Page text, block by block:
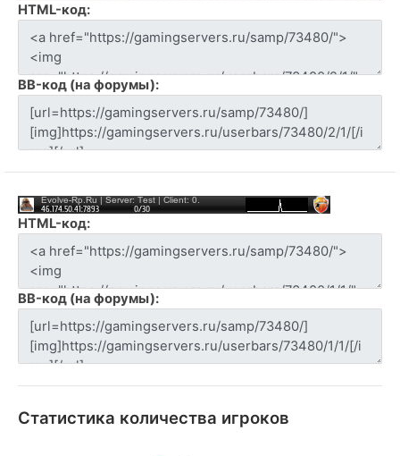
HTML-код:
BB-код (на форумы):
HTML-код:
BB-код (на форумы):
Статистика количества игроков